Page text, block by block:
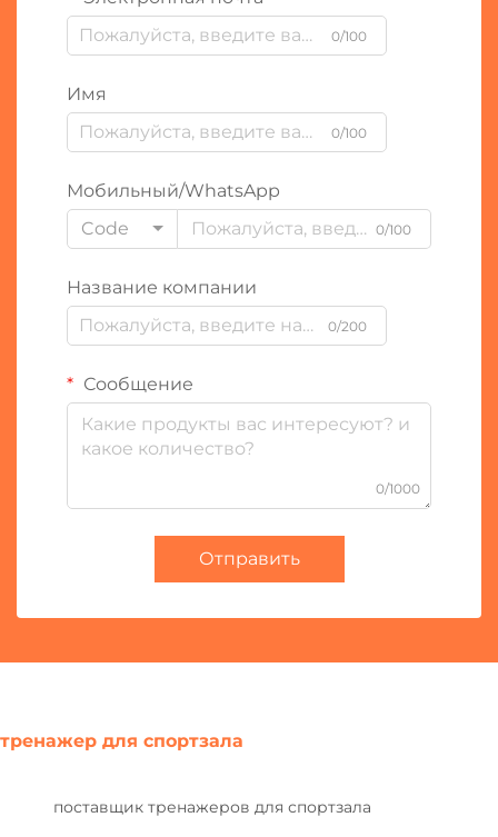
0/100
Имя
0/100
Мобильный/WhatsApp
Code
0/100
Название компании
0/200
Сообщение
0/1000
Отправить
тренажер для спортзала
поставщик тренажеров для спортзала